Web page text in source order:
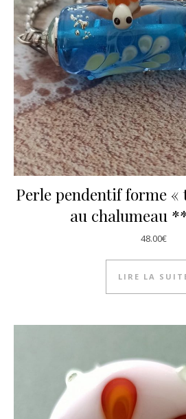
Perle pendentif forme «
au chalumeau
48.00€
LIRE LA